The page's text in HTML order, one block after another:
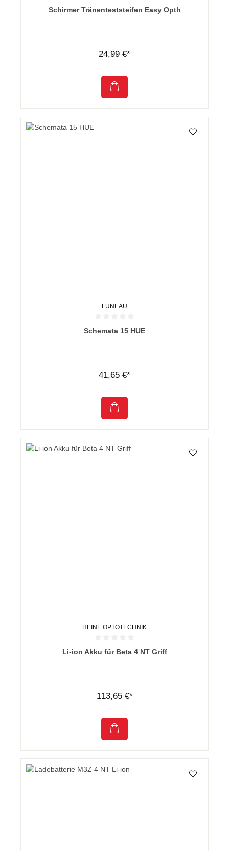
Durchschnittliche Bewertung von 0 von 5 Sternen
Schirmer Tränenteststeifen Easy Opth
24,99 €*
LUNEAU
Durchschnittliche Bewertung von 0 von 5 Sternen
Schemata 15 HUE
41,65 €*
HEINE OPTOTECHNIK
Durchschnittliche Bewertung von 0 von 5 Sternen
Li-ion Akku für Beta 4 NT Griff
113,65 €*